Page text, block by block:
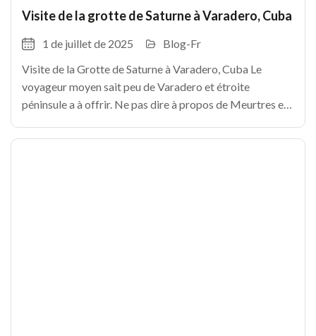
Visite de la grotte de Saturne à Varadero, Cuba
1 de juillet de 2025
Blog-Fr
Visite de la Grotte de Saturne à Varadero, Cuba Le
voyageur moyen sait peu de Varadero et étroite
péninsule a à offrir. Ne pas dire à propos de Meurtres et